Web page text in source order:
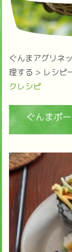
ぐんまアグリネ
理する > レシピ
クレシピ
ぐんまポ